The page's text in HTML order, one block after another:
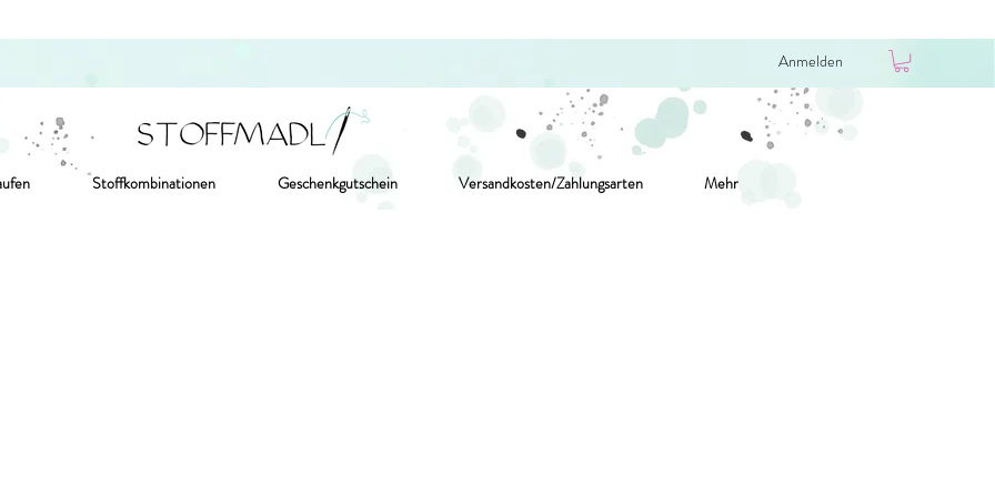
Anmelden
Stoffkombinationen Geschenkgutschein Versandkosten/Zahlungsarten Mehr